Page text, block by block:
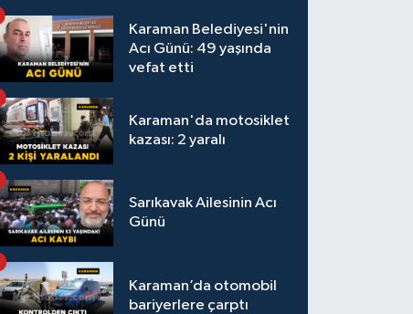
Karaman Belediyesi'nin
Acı Günü: 49 yaşında
vefat etti
Karaman'da motosiklet
kazası: 2 yaralı
Sarıkavak Ailesinin Acı
Günü
Karaman’da otomobil
bariyerlere çarptı